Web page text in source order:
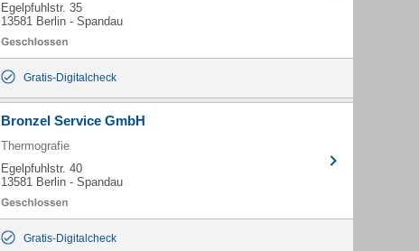
Egelpfuhlstr. 35
13581 Berlin - Spandau
Gratis-Digitalcheck
Bronzel Service GmbH
Thermografie
Egelpfuhlstr. 40
13581 Berlin - Spandau
Gratis-Digitalcheck